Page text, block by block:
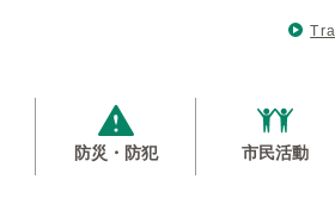
防災・防犯 市民活動